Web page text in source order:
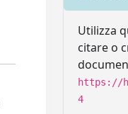
Utilizza
citare o
https://
4